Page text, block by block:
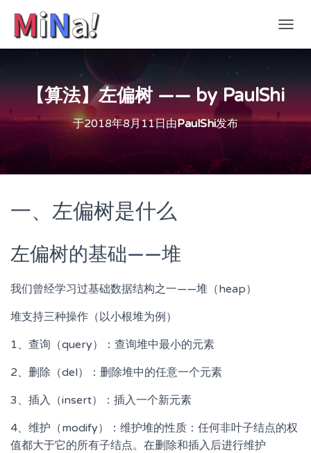
换
【算法】左偏树 —— by PaulShi
于2018年8月11日由PaulShi发布
一、左偏树是什么
左偏树的基础——堆
我们曾经学习过基础数据结构之一——堆（heap）
堆支持三种操作（以小根堆为例）
1、查询（query）：查询堆中最小的元素
2、删除（del）：删除堆中的任意一个元素
3、插入（insert）：插入一个新元素
4、维护（modify）：维护堆的性质：任何非叶子结点的权
值都大于它的所有子结点。在删除和插入后进行维护